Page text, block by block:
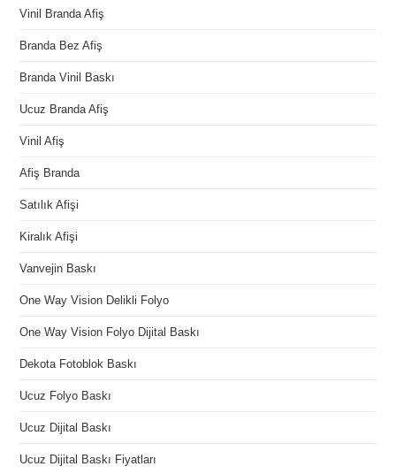
Vinil Branda Afiş
Branda Bez Afiş
Branda Vinil Baskı
Ucuz Branda Afiş
Vinil Afiş
Afiş Branda
Satılık Afişi
Kiralık Afişi
Vanvejin Baskı
One Way Vision Delikli Folyo
One Way Vision Folyo Dijital Baskı
Dekota Fotoblok Baskı
Ucuz Folyo Baskı
Ucuz Dijital Baskı
Ucuz Dijital Baskı Fiyatları